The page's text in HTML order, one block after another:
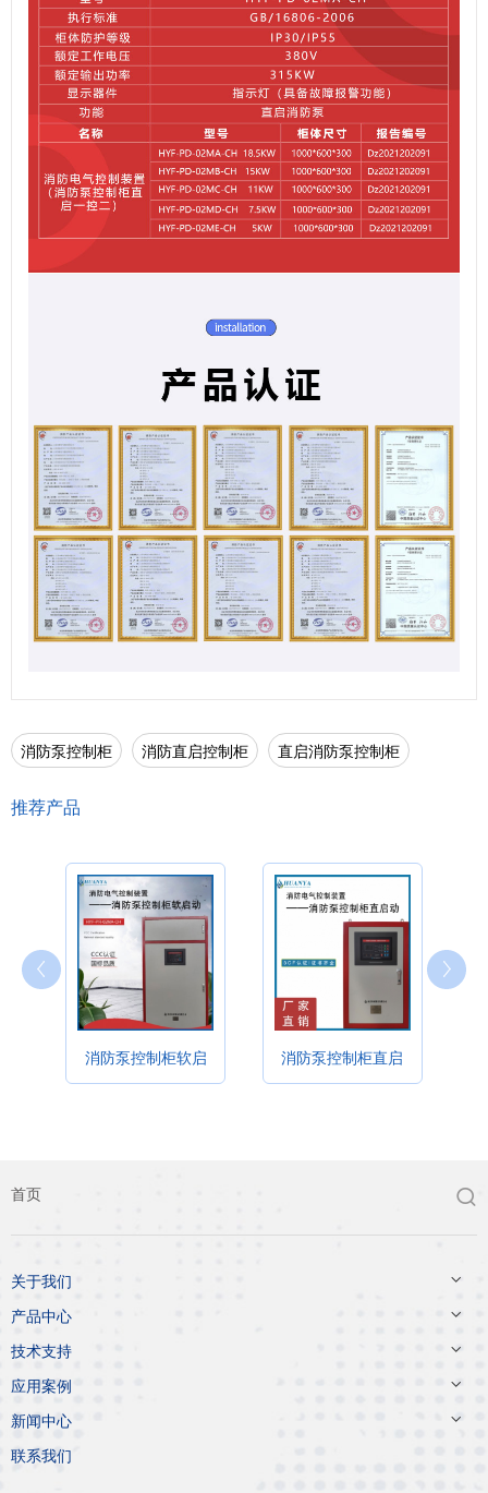
消防泵控制柜 消防直启控制柜 直启消防泵控制柜
推荐产品
消防泵控制柜软启 消防泵控制柜直启
首页 
关于我们 
产品中心 
技术支持 
应用案例 
新闻中心 
联系我们